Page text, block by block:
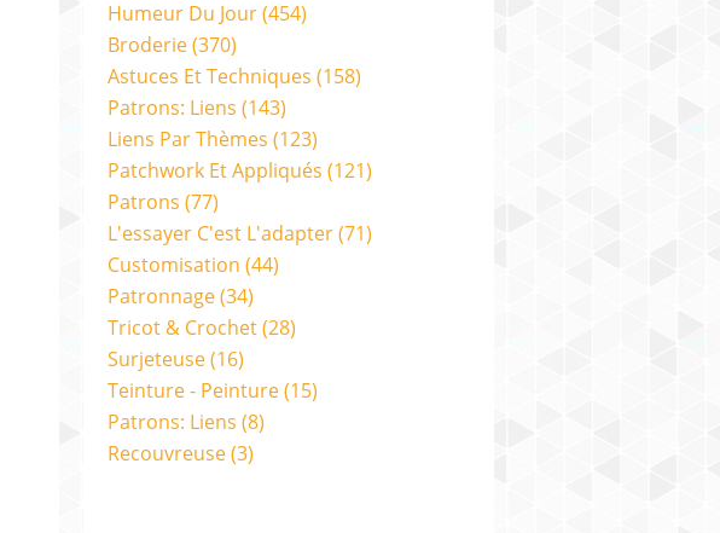
Humeur Du Jour(454)
Broderie(370)
Astuces Et Techniques (158)
Patrons: Liens (143)
Liens Par Thèmes (123)
Patchwork Et Appliqués (121)
Patrons (77)
L'essayer C'est L'adapter(71)
Customisation (44)
Patronnage(34)
Tricot & Crochet(28)
Surjeteuse(16)
Teinture - Peinture(15)
Patrons: Liens (8)
Recouvreuse(3)